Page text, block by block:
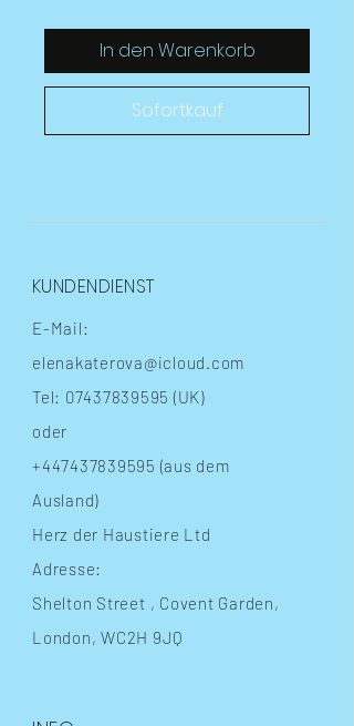
In den Warenkorb
Sofortkauf
KUNDENDIENST
E-Mail:
elenakaterova@icloud.com
Tel: 07437839595 (UK)
oder
+447437839595 (aus dem
Ausland)
Herz der Haustiere Ltd
Adresse:
Shelton Street , Covent Garden,
London, WC2H 9JQ